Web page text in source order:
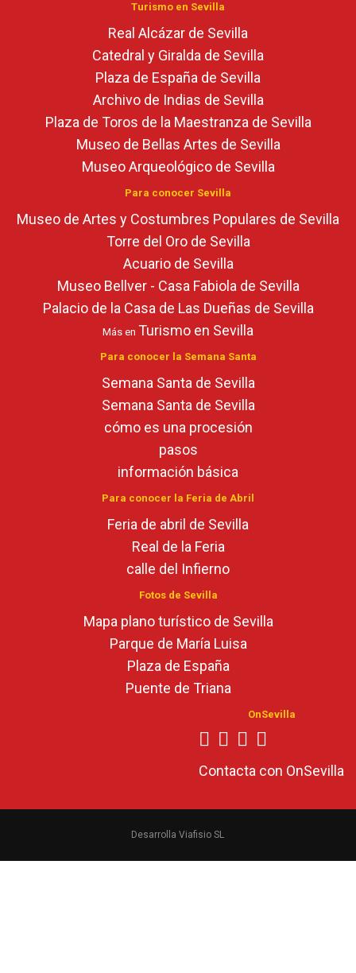
Turismo en Sevilla
Real Alcázar de Sevilla
Catedral y Giralda de Sevilla
Plaza de España de Sevilla
Archivo de Indias de Sevilla
Plaza de Toros de la Maestranza de Sevilla
Museo de Bellas Artes de Sevilla
Museo Arqueológico de Sevilla
Para conocer Sevilla
Museo de Artes y Costumbres Populares de Sevilla
Torre del Oro de Sevilla
Acuario de Sevilla
Museo Bellver - Casa Fabiola de Sevilla
Palacio de la Casa de Las Dueñas de Sevilla
Más en Turismo en Sevilla
Para conocer la Semana Santa
Semana Santa de Sevilla
Semana Santa de Sevilla
cómo es una procesión
pasos
información básica
Para conocer la Feria de Abril
Feria de abril de Sevilla
Real de la Feria
calle del Infierno
Fotos de Sevilla
Mapa plano turístico de Sevilla
Parque de María Luisa
Plaza de España
Puente de Triana
OnSevilla
Contacta con OnSevilla
Desarrolla Viafisio SL